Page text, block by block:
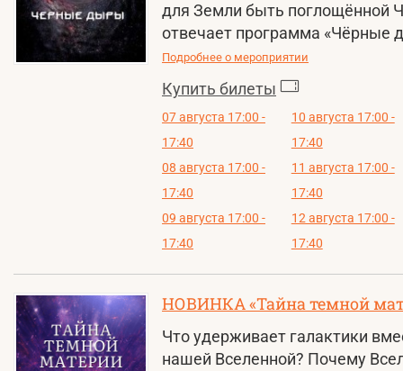
для Земли быть поглощённой
отвечает программа «Чёрные
Подробнее о мероприятии
Купить билеты
07 августа 17:00 -
17:40
08 августа 17:00 -
17:40
09 августа 17:00 -
17:40
10 августа 17:00 -
17:40
11 августа 17:00 -
17:40
12 августа 17:00 -
17:40
НОВИНКА «Тайна темной
Что удерживает галактики
нашей Вселенной? Почему